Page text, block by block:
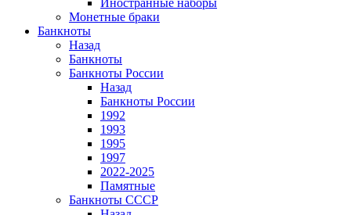
Иностранные наборы
Монетные браки
Банкноты
Назад
Банкноты
Банкноты России
Назад
Банкноты России
1992
1993
1995
1997
2022-2025
Памятные
Банкноты СССР